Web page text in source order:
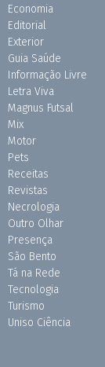
Economia
Editorial
Exterior
Guia Saúde
Informação Livre
Letra Viva
Magnus Futsal
Mix
Motor
Pets
Receitas
Revistas
Necrologia
Outro Olhar
Presença
São Bento
Tá na Rede
Tecnologia
Turismo
Uniso Ciência